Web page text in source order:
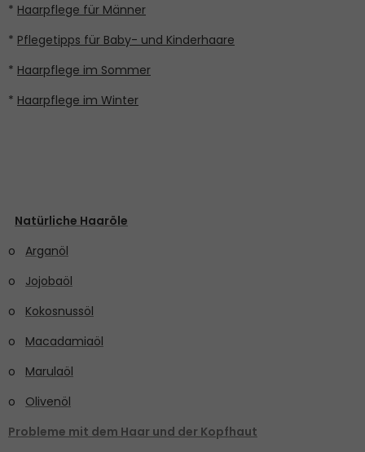
* Haarpflege für Männer
* Pflegetipps für Baby- und Kinderhaare
* Haarpflege im Sommer
* Haarpflege im Winter
Natürliche Haaröle
o Arganöl
o Jojobaöl
o Kokosnussöl
o Macadamiaöl
o Marulaöl
o Olivenöl
Probleme mit dem Haar und der Kopfhaut